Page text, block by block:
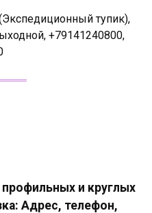
тупик),
+79141240800,
и круглых
Адрес, телефон,